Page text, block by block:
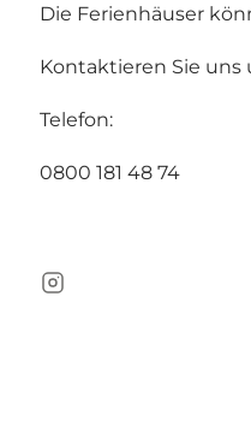
Die Ferienhäuser
Kontaktieren Sie uns
Telefon:
0800 181 48 74
Instagram